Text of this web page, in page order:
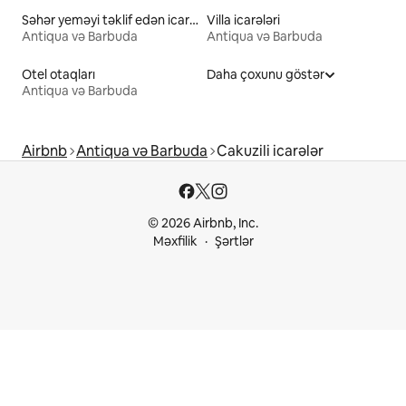
Səhər yeməyi təklif edən icarələr
Antiqua və Barbuda
Villa icarələri
Antiqua və Barbuda
Otel otaqları
Antiqua və Barbuda
Daha çoxunu göstər
Airbnb Antiqua və Barbuda Cakuzili icarələr
© 2026 Airbnb, Inc.
Məxfilik
Şərtlər